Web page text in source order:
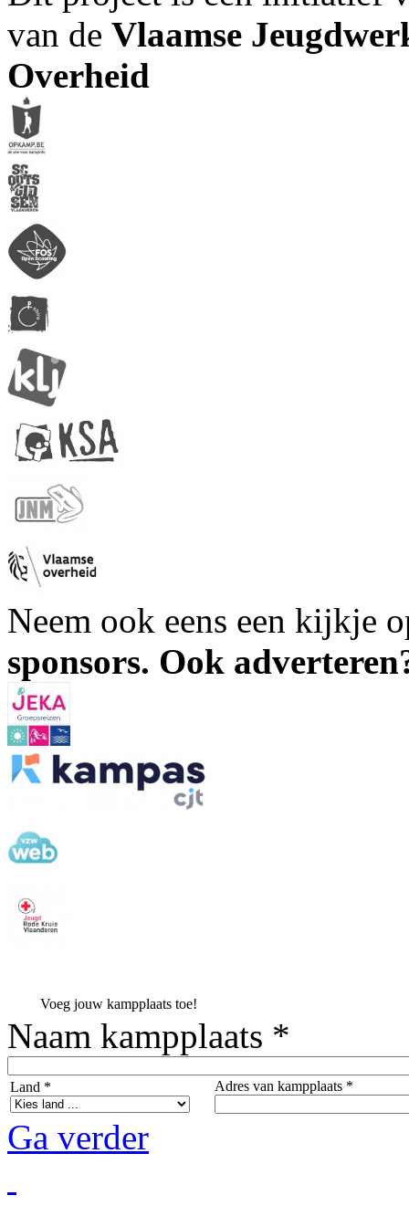
van de Vlaamse
Overheid
Neem ook eens een kijkje
sponsors. Ook
Voeg jouw kampplaats toe!
Naam kampplaats *
Land * Adres van kampplaats *
Ga verder